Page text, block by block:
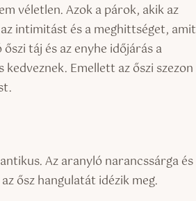
véletlen. Azok a párok, akik az
intimitást és a meghittséget, amit
táj és az enyhe időjárás a
Emellett az őszi szezon
Az aranyló narancssárga és
ősz hangulatát idézik meg.